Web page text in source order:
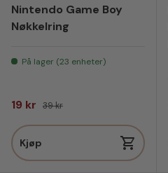
Nintendo Game Boy
Nøkkelring
På lager (23 enheter)
Salgspris
19 kr Vanlig pris
39 kr
Kjøp